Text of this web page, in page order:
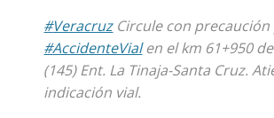
#VeracruzCircule con
#AccidenteVialen el km 61+950
(145) Ent. La Tinaja-Santa Cruz.
indicación vial.